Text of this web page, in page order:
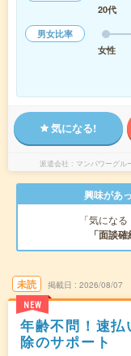
20代
男女比率
女性
気になる!
派遣会社 マンパワーグ
興味があ
「気にな
「面談確
未読
NEW
掲載日 2026/08/07
年齢不問！速
除のサポート